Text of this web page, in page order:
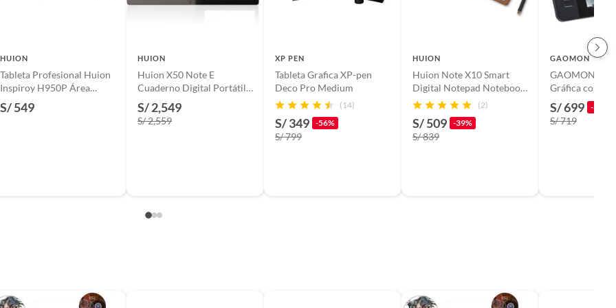
HUION
Tableta Profesional Huion
Inspiroy H950P Área
Grande y Función OTG
S/ 549
HUION
Huion X50 Note E
Cuaderno Digital Portátil
8.4”
S/ 2,549
S/ 2,559
XP PEN
Tableta Grafica XP-pen
Deco Pro Medium
(14)
S/ 349 -56%
S/ 799
HUION
Huion Note X10 Smart
Digital Notepad Notebook
Bluetooth 50
(2)
S/ 509 -39%
S/ 839
GAOMON
GAOMON
Gráfica con
11,6 Pulgadas
S/ 699 -3%
S/ 719